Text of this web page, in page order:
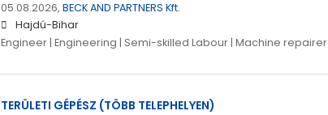
05.08.2026, BECK AND PARTNERS Kft.
Hajdú-Bihar
Engineer | Engineering | Semi-skilled Labour | Machine repairer
TERÜLETI GÉPÉSZ (TÖBB TELEPHELYEN)